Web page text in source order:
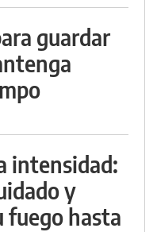
guardar
intensidad:
y
fuego hasta